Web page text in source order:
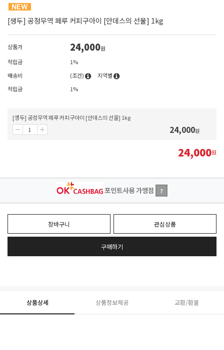
[생두] 공정무역 페루 커피구아이 [안데스의 선물] 1kg
상품가 24,000원
적립금
1%
배송비
(조건)
지역별
적립금
1%
[생두] 공정무역 페루 커피구아이 [안데스의 선물] 1kg
24,000원
24,000원
포인트사용 가맹점 ?
장바구니 관심상품
구매하기
상품상세 상품정보제공 교환/환불